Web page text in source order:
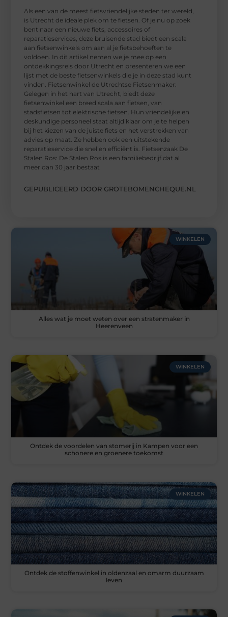
Als een van de meest fietsvriendelijke steden ter wereld,
is Utrecht de ideale plek om te fietsen. Of je nu op zoek
bent naar een nieuwe fiets, accessoires of
reparatieservices, deze bruisende stad biedt een scala
aan fietsenwinkels om aan al je fietsbehoeften te
voldoen. In dit artikel nemen we je mee op een
ontdekkingsreis door Utrecht en presenteren we een
lijst met de beste fietsenwinkels die je in deze stad kunt
vinden. Fietsenwinkel de Utrechtse Fietsenmaker:
Gelegen in het hart van Utrecht, biedt deze
fietsenwinkel een breed scala aan fietsen, van
stadsfietsen tot elektrische fietsen. Hun vriendelijke en
deskundige personeel staat altijd klaar om je te helpen
bij het kiezen van de juiste fiets en het verstrekken van
advies op maat. Ze hebben ook een uitstekende
reparatieservice die snel en efficiënt is. Fietsenzaak De
Stalen Ros: De Stalen Ros is een familiebedrijf dat al
meer dan 30 jaar bestaat
GEPUBLICEERD DOOR GROTEBOMENCHEQUE.NL
WINKELEN
Alles wat je moet weten over een stratenmaker in
Heerenveen
WINKELEN
Ontdek de voordelen van stomerij in Kampen voor een
schonere en groenere toekomst
WINKELEN
Ontdek de stoffenwinkel in oldenzaal en omarm duurzaam
leven